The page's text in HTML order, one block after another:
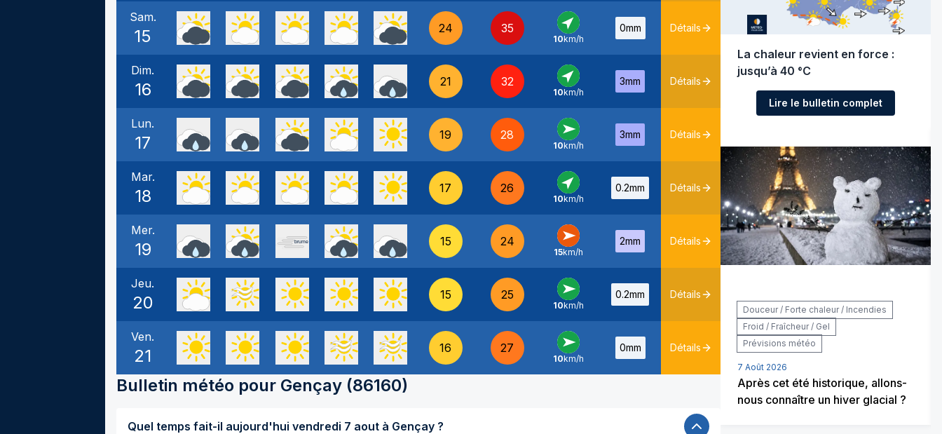
Sam.
15 24 35
SO -
10km/h
0mm Détails
Dim.
16 21 32
SO -
10km/h
3mm Détails
Lun.
17 19 28
O -
10km/h
3mm Détails
Mar.
18 17 26
SO -
10km/h
0.2mm Détails
Mer.
19 15 24
O -
15km/h
2mm Détails
Jeu.
20 15 25
O -
10km/h
0.2mm Détails
Ven.
21 16 27
O -
10km/h
0mm Détails
Bulletin météo pour Gençay (86160)
Quel temps fait-il aujourd'hui vendredi 7 aout à Gençay ?
La chaleur revient en force :
jusqu’à 40 °C
Lire le bulletin complet
Douceur / Forte chaleur / Incendies
Froid / Fraîcheur / Gel
Prévisions météo
7 Août 2026
Après cet été historique, allons-
nous connaître un hiver glacial ?